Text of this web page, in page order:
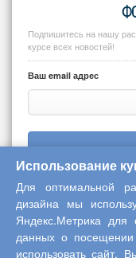
Подпишитесь на нашу
курсе всех новостей!
Ваш email адрес
Copyright © 2013-2026
Использование
Для оптимальной
дизайна мы
Яндекс.Метрика для
данных о
использовать сайт,